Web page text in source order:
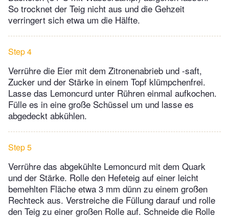
So trocknet der Teig nicht aus und die Gehzeit
verringert sich etwa um die Hälfte.
Step 4
Verrühre die Eier mit dem Zitronenabrieb und -saft,
Zucker und der Stärke in einem Topf klümpchenfrei.
Lasse das Lemoncurd unter Rühren einmal aufkochen.
Fülle es in eine große Schüssel um und lasse es
abgedeckt abkühlen.
Step 5
Verrühre das abgekühlte Lemoncurd mit dem Quark
und der Stärke. Rolle den Hefeteig auf einer leicht
bemehlten Fläche etwa 3 mm dünn zu einem großen
Rechteck aus. Verstreiche die Füllung darauf und rolle
den Teig zu einer großen Rolle auf. Schneide die Rolle